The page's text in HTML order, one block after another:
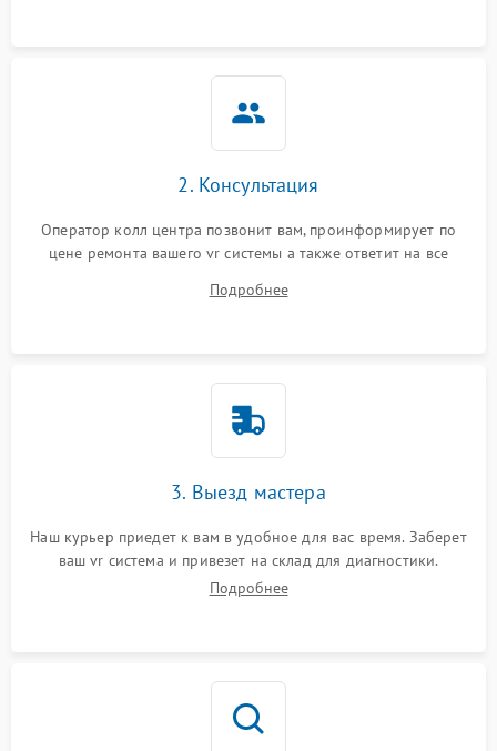
2. Консультация
Оператор колл центра позвонит вам, проинформирует по
цене ремонта вашего vr системы а также ответит на все
Подробнее
3. Выезд мастера
Наш курьер приедет к вам в удобное для вас время. Заберет
ваш vr система и привезет на склад для диагностики.
Подробнее